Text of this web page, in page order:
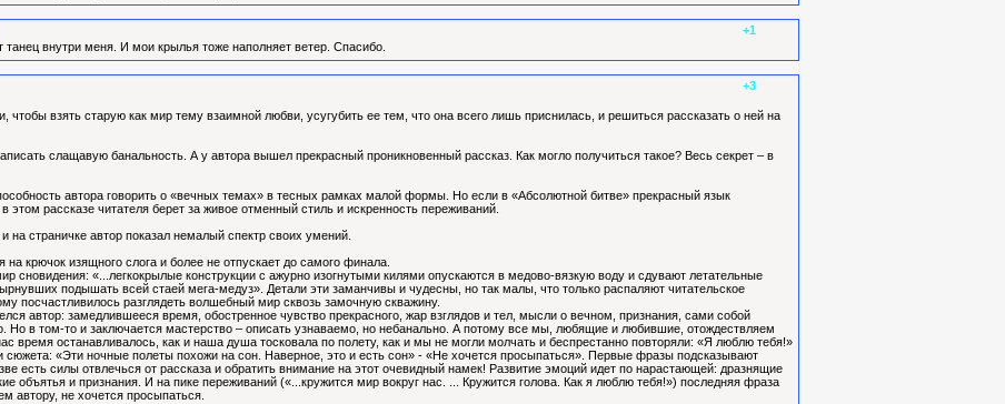
+1
внутри меня. И мои крылья тоже наполняет ветер. Спасибо.
+3
чтобы взять старую как мир тему взаимной любви, усугубить ее тем, что она всего лишь приснилась, и решиться рассказать о ней на
слащавую банальность. А у автора вышел прекрасный проникновенный рассказ. Как могло получиться такое? Весь секрет – в
автора говорить о «вечных темах» в тесных рамках малой формы. Но если в «Абсолютной битве» прекрасный язык
этом рассказе читателя берет за живое отменный стиль и искренность переживаний.
на страничке автор показал немалый спектр своих умений.
крючок изящного слога и более не отпускает до самого финала.
сновидения: «...легкокрылые конструкции с ажурно изогнутыми килями опускаются в медово-вязкую воду и сдувают летательные
подышать всей стаей мега-медуз». Детали эти заманчивы и чудесны, но так малы, что только распаляют читательское
посчастливилось разглядеть волшебный мир сквозь замочную скважину.
автор: замедлившееся время, обостренное чувство прекрасного, жар взглядов и тел, мысли о вечном, признания, сами собой
Но в том-то и заключается мастерство – описать узнаваемо, но небанально. А потому все мы, любящие и любившие, отождествляем
время останавливалось, как и наша душа тосковала по полету, как и мы не могли молчать и беспрестанно повторяли: «Я люблю тебя!»
сюжета: «Эти ночные полеты похожи на сон. Наверное, это и есть сон» - «Не хочется просыпаться». Первые фразы подсказывают
есть силы отвлечься от рассказа и обратить внимание на этот очевидный намек! Развитие эмоций идет по нарастающей: дразнящие
объятья и признания. И на пике переживаний («...кружится мир вокруг нас. ... Кружится голова. Как я люблю тебя!») последняя фраза
не хочется просыпаться.